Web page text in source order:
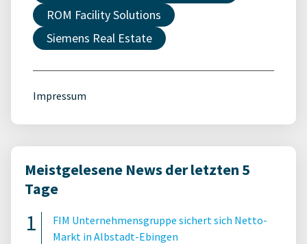
ROM Facility Solutions
Siemens Real Estate
Impressum
Meistgelesene News der letzten 5
Tage
FIM Unternehmensgruppe sichert sich Netto-
Markt in Albstadt-Ebingen